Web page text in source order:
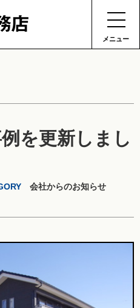
メニュー
を更新しまし
会社からのお知らせ